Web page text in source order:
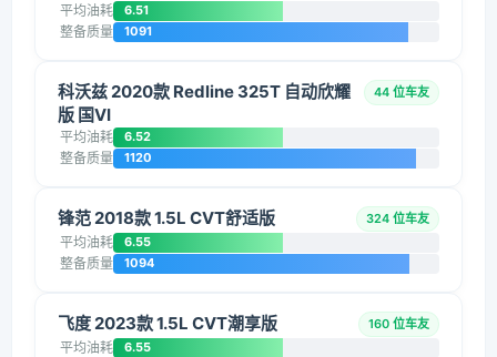
平均油耗 6.51
整备质量 1091
科沃兹 2020款 Redline 325T 自动欣耀
版 国VI
44 位车友
平均油耗 6.52
整备质量 1120
锋范 2018款 1.5L CVT舒适版 324 位车友
平均油耗 6.55
整备质量 1094
飞度 2023款 1.5L CVT潮享版 160 位车友
平均油耗 6.55